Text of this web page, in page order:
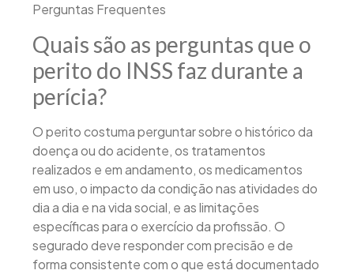
Perguntas Frequentes
Quais são as perguntas que o
perito do INSS faz durante a
perícia?
O perito costuma perguntar sobre o histórico da
doença ou do acidente, os tratamentos
realizados e em andamento, os medicamentos
em uso, o impacto da condição nas atividades do
dia a dia e na vida social, e as limitações
específicas para o exercício da profissão. O
segurado deve responder com precisão e de
forma consistente com o que está documentado